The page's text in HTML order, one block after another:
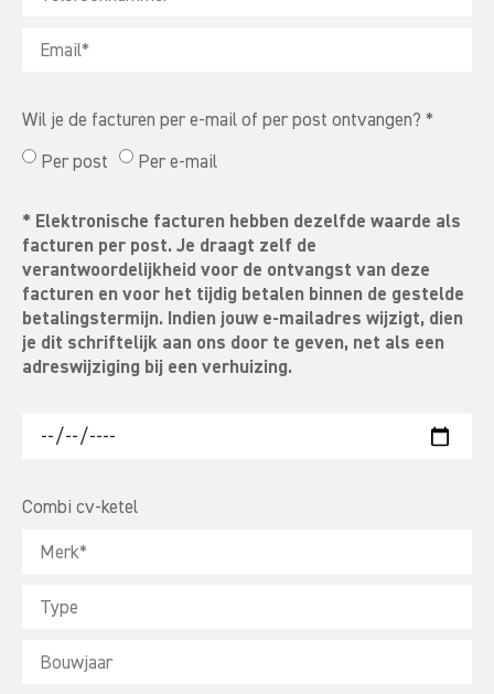
Wil je de facturen per e-mail of per post ontvangen? *
Per post
Per e-mail
* Elektronische facturen hebben dezelfde waarde als
facturen per post. Je draagt zelf de
verantwoordelijkheid voor de ontvangst van deze
facturen en voor het tijdig betalen binnen de gestelde
betalingstermijn. Indien jouw e-mailadres wijzigt, dien
je dit schriftelijk aan ons door te geven, net als een
adreswijziging bij een verhuizing.
Combi cv-ketel